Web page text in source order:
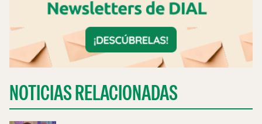
NOTICIAS RELACIONADAS